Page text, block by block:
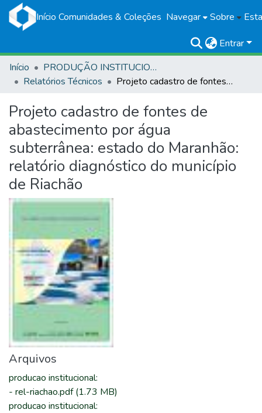
Início Comunidades & Coleções Navegar Sobre
Entrar
Início
PRODUÇÃO INSTITUCIONAL
Relatórios Técnicos
Projeto cadastro de fontes de abastecimento por água subterrânea: estado do Maranhão: relatório diagnóstico do município de Riachão
Projeto cadastro de fontes de
abastecimento por água
subterrânea: estado do Maranhão:
relatório diagnóstico do município
de Riachão
Arquivos
producao institucional:
- rel-riachao.pdf(1.73 MB)
producao institucional: